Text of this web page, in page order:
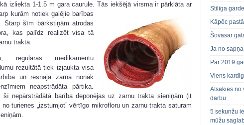
izliekta 1-1.5 m gara caurule. Tās iekšējā virsma ir pārklāta ar
kurām notiek galējie barības
Starp šīm bārkstiņām atrodas
kas palīdz realizēt visa tā
traktā.
regulāras medikamentu
rezultātā tiek izjaukta visa
un resnajā zarnā nonāk
neapstrādāta pārtika.
šī nepārstrādātā barība deponējas uz zarnu trakta sieniņām (it
turienes „izstumjot” vērtīgo mikrofloru un zarnu trakta saturam
Stilīga
Kāpēc
Šovasar
Ja no
Par
Viens
Atsakies no
darbu
5 sekunžu
mūžu